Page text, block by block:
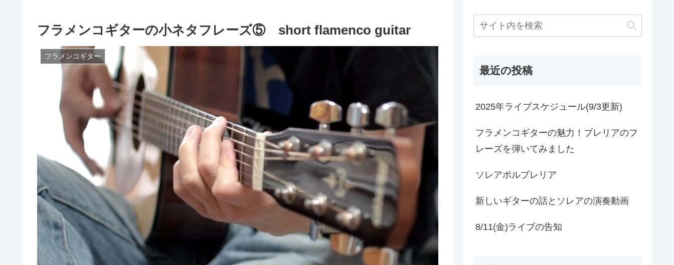
フラメンコギターの小ネタフレーズ⑤ short flamenco guitar
フラメンコギター
最近の投稿
2025年ライブスケジュール(9/3更新)
フラメンコギターの魅力！ブレリアのフ
レーズを弾いてみました
ソレアポルブレリア
新しいギターの話とソレアの演奏動画
8/11(金)ライブの告知